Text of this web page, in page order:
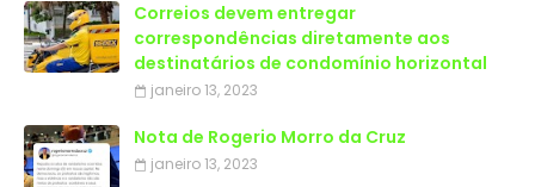
Correios devem entregar
correspondências diretamente aos
destinatários de condomínio horizontal
janeiro 13, 2023
Nota de Rogerio Morro da Cruz
janeiro 13, 2023